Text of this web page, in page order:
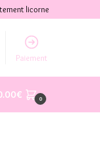
licorne
Paiement
€ 0